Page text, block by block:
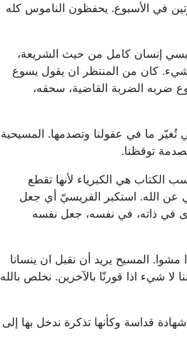
في الأسبوع. يحفظون الناموس كله
إنسان كامل من حيث الشريعة،
كان من المنتظر ان يقول يسوع
ضربه الضربة القاضية، سحقه،
تُغيّر ما في عقولنا وتصدمها. المسيحية
توقظنا.
هي الكبرياء لأنها تقطع
عن الله. استكبر الفريسيّ أي جعل
في ذاته، في نفسه، جعل نفسه
مشوا. المسيح يريد أن نقبل ان ينسانا
لا شيء اذا قورنّا بالآخرين. نخلص بالله
شهادة قداسة وكأنها تذكرة ندخل بها إلى